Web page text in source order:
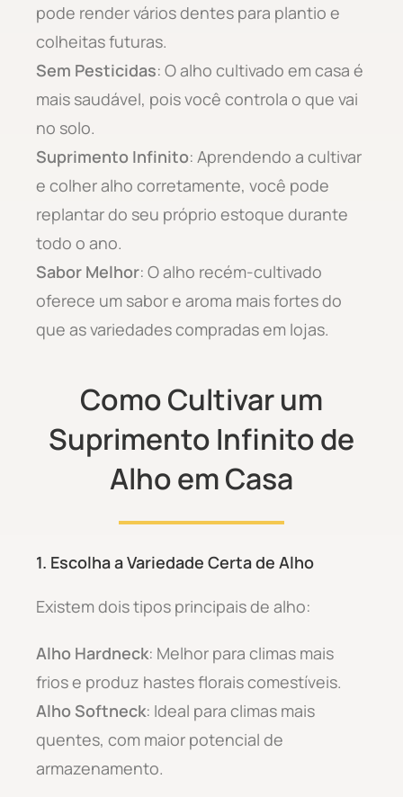
pode render vários dentes para plantio e
colheitas futuras.
Sem Pesticidas: O alho cultivado em casa é
mais saudável, pois você controla o que vai
no solo.
Suprimento Infinito: Aprendendo a cultivar
e colher alho corretamente, você pode
replantar do seu próprio estoque durante
todo o ano.
Sabor Melhor: O alho recém-cultivado
oferece um sabor e aroma mais fortes do
que as variedades compradas em lojas.
Como Cultivar um
Suprimento Infinito de
Alho em Casa
1. Escolha a Variedade Certa de Alho
Existem dois tipos principais de alho:
Alho Hardneck: Melhor para climas mais
frios e produz hastes florais comestíveis.
Alho Softneck: Ideal para climas mais
quentes, com maior potencial de
armazenamento.